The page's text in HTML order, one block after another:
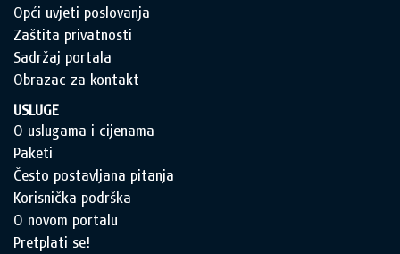
Opći uvjeti poslovanja
Zaštita privatnosti
Sadržaj portala
Obrazac za kontakt
USLUGE
O uslugama i cijenama
Paketi
Često postavljana pitanja
Korisnička podrška
O novom portalu
Pretplati se!